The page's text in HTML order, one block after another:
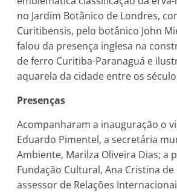
no Jardim Botânico de Londres,
Curitibensis, pelo botânico John
falou da presença inglesa na
de ferro Curitiba-Paranaguá e
aquarela da cidade entre os
Presenças
Acompanharam a inauguração o
Eduardo Pimentel, a secretária
Ambiente, Marilza Oliveira Dias; a
Fundação Cultural, Ana Cristina de
assessor de Relações